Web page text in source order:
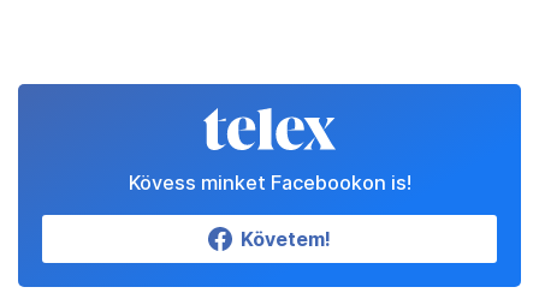
Kövess minket Facebookon is!
Követem!